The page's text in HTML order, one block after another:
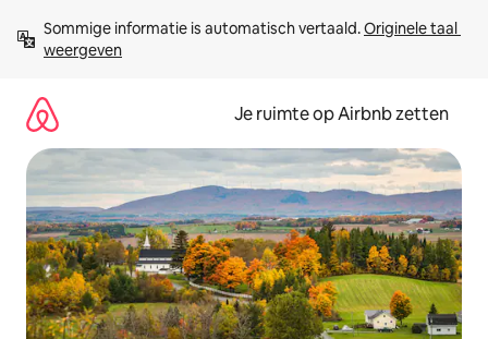
direct
naar
Sommige informatie is automatisch vertaald. Originele taal
weergeven
Je ruimte op Airbnb zetten